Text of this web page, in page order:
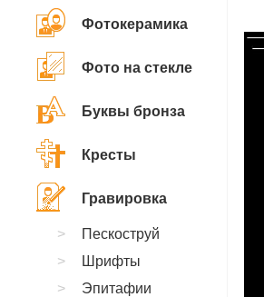
Фотокерамика
Фото на стекле
Буквы бронза
Кресты
Гравировка
Пескоструй
Шрифты
Эпитафии